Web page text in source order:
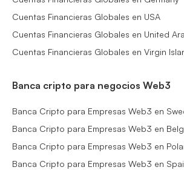
Cuentas Financieras Globales en USA
Cuentas Financieras Globales en United
Cuentas Financieras Globales en Virgin
Banca cripto para negocios Web3
Banca Cripto para Empresas Web3 en
Banca Cripto para Empresas Web3 en
Banca Cripto para Empresas Web3 en
Banca Cripto para Empresas Web3 en